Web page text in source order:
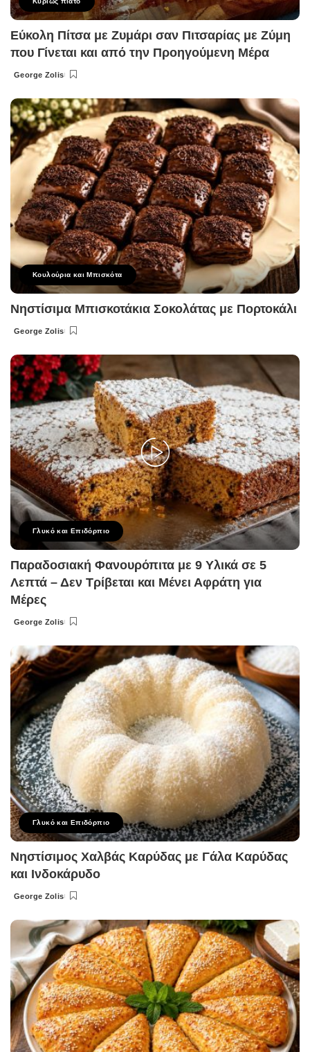
Εύκολη Πίτσα με Ζυμάρι σαν Πιτσαρίας με Ζύμη
που Γίνεται και από την Προηγούμενη Μέρα
Posted
George Zolis
Κουλούρια και Μπισκότα
Νηστίσιμα Μπισκοτάκια Σοκολάτας με Πορτοκάλι
Posted
George Zolis
Γλυκό και Επιδόρπιο
Παραδοσιακή Φανουρόπιτα με 9 Υλικά σε 5
Λεπτά – Δεν Τρίβεται και Μένει Αφράτη για
Μέρες
Posted
George Zolis
Γλυκό και Επιδόρπιο
Νηστίσιμος Χαλβάς Καρύδας με Γάλα Καρύδας
και Ινδοκάρυδο
Posted
George Zolis